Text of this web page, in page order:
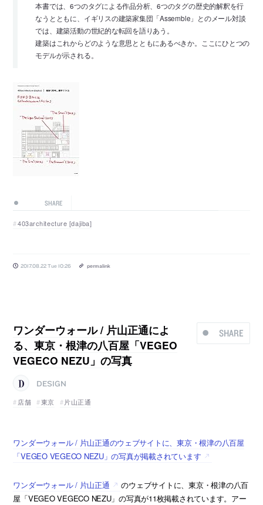
本書では、6つのタグによる作品分析、6つのタグの歴史的解釈を行
なうとともに、イギリスの建築家集団「Assemble」とのメール対談
では、建築活動の世紀的な転回を語りあう。
建築はこれからどのような意思とともにあるべきか。ここにひとつの
モデルが示される。
SHARE
403architecture [dajiba]
2017.08.22 Tue 10:26 permalink
SHARE
ワンダーウォール / 片山正通によ
る、東京・根津の八百屋「VEGEO
VEGECO NEZU」の写真
DESIGN
店舗
東京 片山正通
ワンダーウォール / 片山正通のウェブサイトに、東京・根津の八百屋
「VEGEO VEGECO NEZU」の写真が掲載されています
ワンダーウォール / 片山正通
のウェブサイトに、東京・根津の八百
屋「VEGEO VEGECO NEZU」の写真が11枚掲載されています。アー